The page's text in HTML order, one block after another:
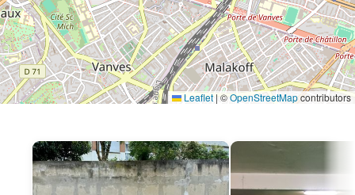
Leaflet| ©OpenStreetMapcontributors